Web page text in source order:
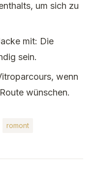
um sich zu
mit: Die
sein.
wenn
wünschen.
romont